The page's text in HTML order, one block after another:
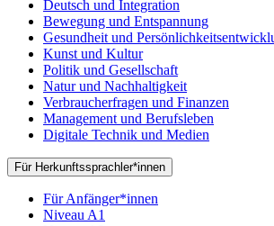
Deutsch und Integration
Bewegung und Entspannung
Gesundheit und
Kunst und Kultur
Politik und Gesellschaft
Natur und Nachhaltigkeit
Verbraucherfragen und Finanzen
Management und Berufsleben
Digitale Technik und Medien
Für Herkunftssprachler*innen
Für Anfänger*innen
Niveau A1